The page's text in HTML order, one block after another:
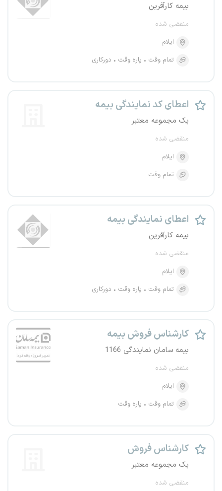
بیمه کارآفرین
منقضی شده
ایلام
تمام وقت
پاره وقت دورکاری
اعطای کد نمایندگی بیمه
یک مجموعه معتبر
منقضی شده
ایلام
تمام وقت
اعطای نمایندگی بیمه
بیمه کارآفرین
منقضی شده
ایلام
تمام وقت
پاره وقت دورکاری
کارشناس فروش بیمه
بیمه سامان نمایندگی 1166
منقضی شده
ایلام
تمام وقت
پاره وقت
کارشناس فروش
یک مجموعه معتبر
منقضی شده